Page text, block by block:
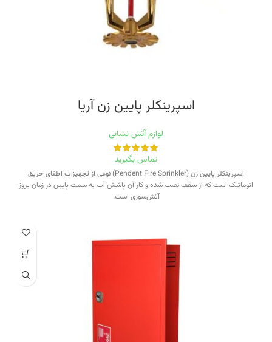
اسپرینکلر پایین زن‭ ‬آریا
لوازم آتش نشانی
تماس بگیرید
اسپرینکلر پایین زن (Pendent Fire Sprinkler) نوعی از تجهیزات اطفای حریق
اتوماتیک است که از سقف نصب شده و کار آن پاشش آب به سمت پایین در زمان بروز
آتش‌سوزی است.